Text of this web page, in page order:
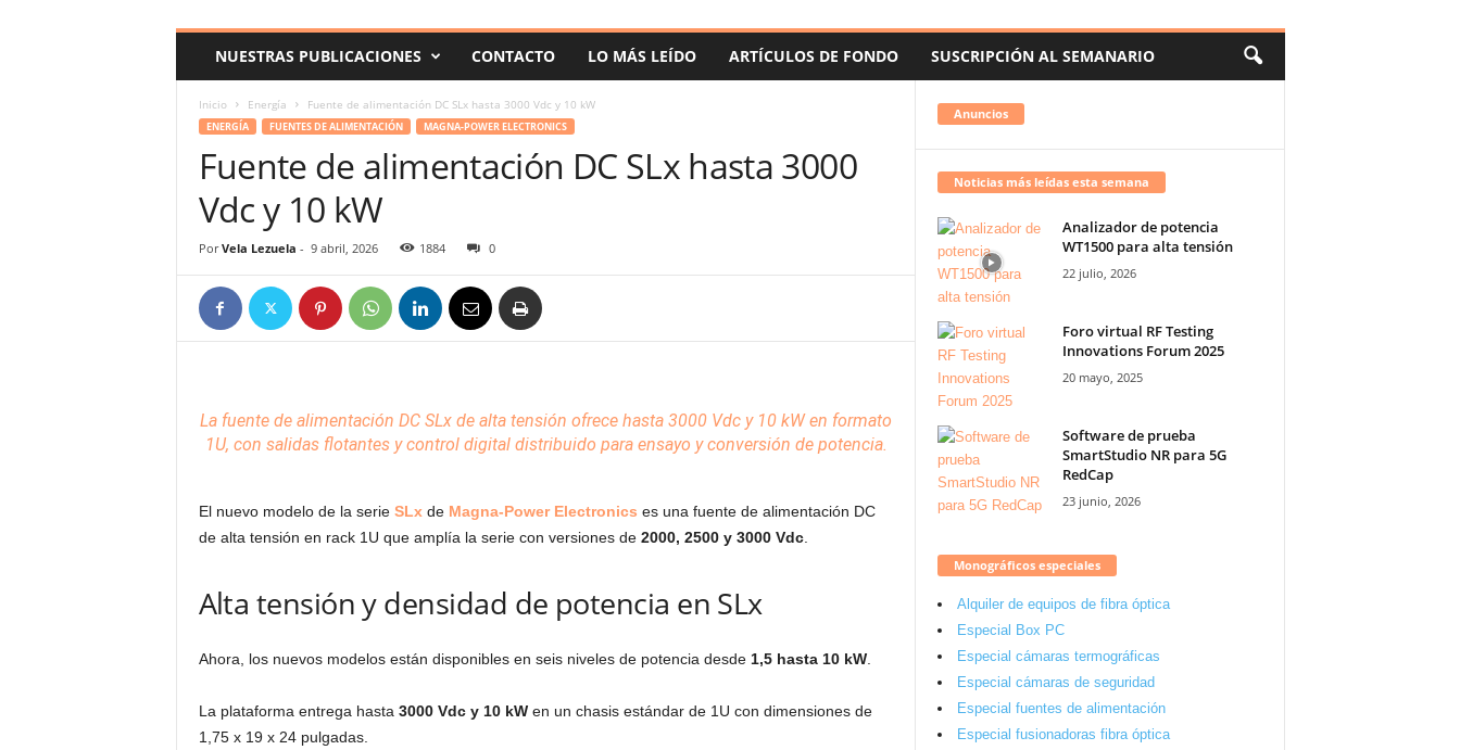
o
NUESTRAS PUBLICACIONES CONTACTO LO MÁS LEÍDO ARTÍCULOS DE FONDO SUSCRIPCIÓN AL SEMANARIO
Inicio Energía Fuente de alimentación DC SLx hasta 3000 Vdc y 10 kW
ENERGÍA FUENTES DE ALIMENTACIÓN MAGNA-POWER ELECTRONICS
Fuente de alimentación DC SLx hasta 3000
Vdc y 10 kW
Por Vela Lezuela - 9 abril, 2026 1884 0
La fuente de alimentación DC SLx de alta tensión ofrece hasta 3000 Vdc y 10 kW en formato
1U, con salidas flotantes y control digital distribuido para ensayo y conversión de potencia.
El nuevo modelo de la serie SLx de Magna-Power Electronics es una fuente de alimentación DC
de alta tensión en rack 1U que amplía la serie con versiones de 2000, 2500 y 3000 Vdc.
Alta tensión y densidad de potencia en SLx
Ahora, los nuevos modelos están disponibles en seis niveles de potencia desde 1,5 hasta 10 kW.
La plataforma entrega hasta 3000 Vdc y 10 kWen un chasis estándar de 1U con dimensiones de
1,75 x 19 x 24 pulgadas.
Anuncios
Noticias más leídas esta semana
Analizador de potencia
WT1500 para alta tensión
22 julio, 2026
Foro virtual RF Testing
Innovations Forum 2025
20 mayo, 2025
Software de prueba
SmartStudio NR para 5G
RedCap
23 junio, 2026
Monográficos especiales
Alquiler de equipos de fibra óptica
Especial Box PC
Especial cámaras termográficas
Especial cámaras de seguridad
Especial fuentes de alimentación
Especial fusionadoras fibra óptica